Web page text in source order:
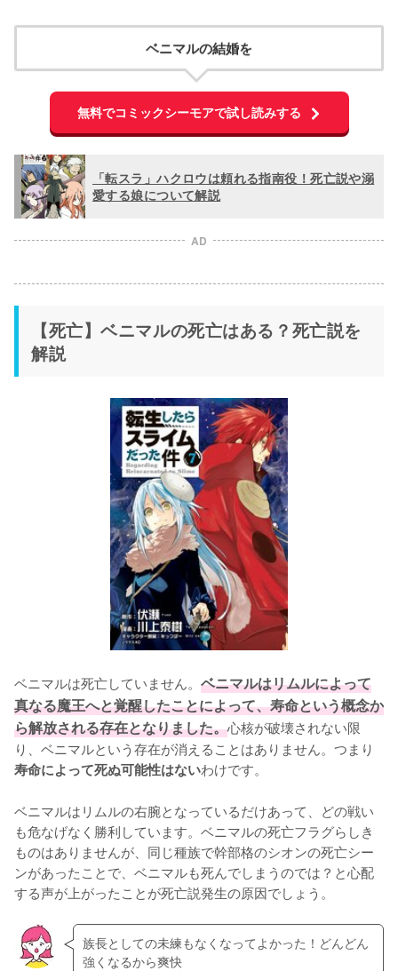
ベニマルの結婚を
無料でコミックシーモアで試し読みする
「転スラ」ハクロウは頼れる指南役！死亡説や溺
愛する娘について解説
AD
【死亡】ベニマルの死亡はある？死亡説を
解説
ベニマルは死亡していません。 ベニマルはリムルによって
真なる魔王へと覚醒したことによって、寿命という概念か
ら解放される存在となりました。心核が破壊されない限
り、ベニマルという存在が消えることはありません。つまり
寿命によって死ぬ可能性はないわけです。
ベニマルはリムルの右腕となっているだけあって、どの戦い
も危なげなく勝利しています。ベニマルの死亡フラグらしき
ものはありませんが、同じ種族で幹部格のシオンの死亡シー
ンがあったことで、ベニマルも死んでしまうのでは？と心配
する声が上がったことが死亡説発生の原因でしょう。
族長としての未練もなくなってよかった！どんどん
強くなるから爽快